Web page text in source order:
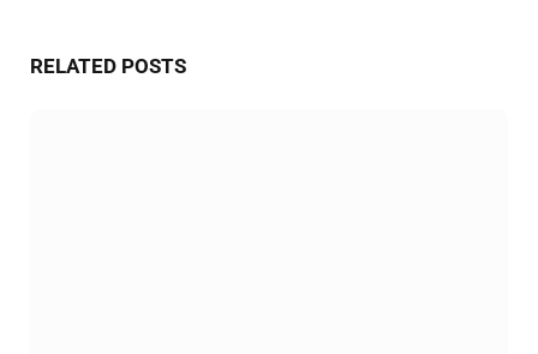
RELATED POSTS